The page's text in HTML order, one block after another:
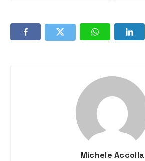
Michele Accolla